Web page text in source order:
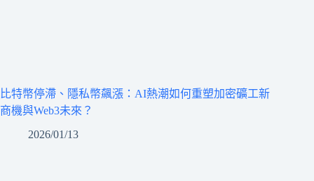
比特幣停滯、隱私幣飆漲：AI熱潮如何重塑加密礦工新
商機與Web3未來？
2026/01/13